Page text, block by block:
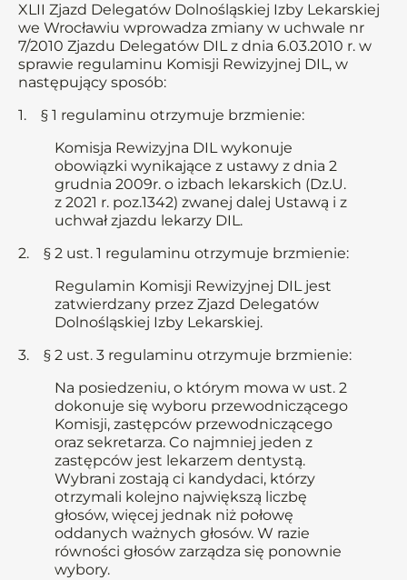
XLII Zjazd Delegatów Dolnośląskiej Izby Lekarskiej
we Wrocławiu wprowadza zmiany w uchwale nr
7/2010 Zjazdu Delegatów DIL z dnia 6.03.2010 r. w
sprawie regulaminu Komisji Rewizyjnej DIL, w
następujący sposób:
1. § 1 regulaminu otrzymuje brzmienie:
Komisja Rewizyjna DIL wykonuje
obowiązki wynikające z ustawy z dnia 2
grudnia 2009r. o izbach lekarskich (Dz.U.
z 2021 r. poz.1342) zwanej dalej Ustawą i z
uchwał zjazdu lekarzy DIL.
2. § 2 ust. 1 regulaminu otrzymuje brzmienie:
Regulamin Komisji Rewizyjnej DIL jest
zatwierdzany przez Zjazd Delegatów
Dolnośląskiej Izby Lekarskiej.
3. § 2 ust. 3 regulaminu otrzymuje brzmienie:
Na posiedzeniu, o którym mowa w ust. 2
dokonuje się wyboru przewodniczącego
Komisji, zastępców przewodniczącego
oraz sekretarza. Co najmniej jeden z
zastępców jest lekarzem dentystą.
Wybrani zostają ci kandydaci, którzy
otrzymali kolejno największą liczbę
głosów, więcej jednak niż połowę
oddanych ważnych głosów. W razie
równości głosów zarządza się ponownie
wybory.